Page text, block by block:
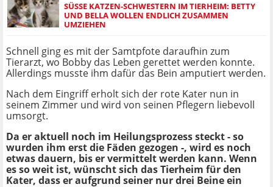
SÜSSE KATZEN-SCHWESTERN IM TIERHEIM: BETTY U
ND BELLA WOLLEN ENDLICH ZUSAMMEN U
MZIEHEN
Schnell ging es mit der Samtpfote daraufhin zum
Tierarzt, wo Bobby das Leben gerettet werden konnte.
Allerdings musste ihm dafür das Bein amputiert werden.
Nach dem Eingriff erholt sich der rote Kater nun in
seinem Zimmer und wird von seinen Pflegern liebevoll
umsorgt.
Da er aktuell noch im Heilungsprozess steckt - so
wurden ihm erst die Fäden gezogen -, wird es noch
etwas dauern, bis er vermittelt werden kann. Wenn
es so weit ist, wünscht sich das Tierheim für den
Kater, dass er aufgrund seiner nur drei Beine ein